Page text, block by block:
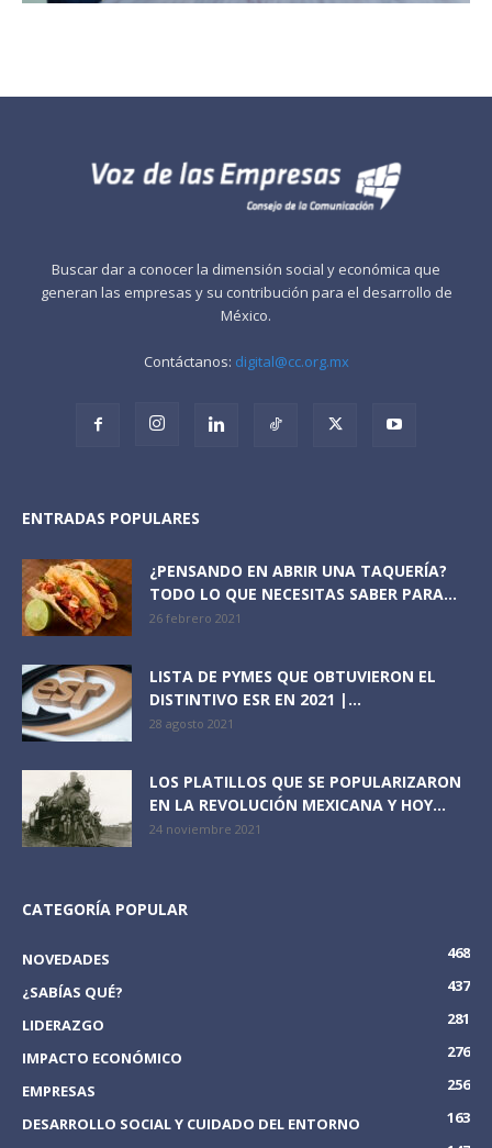
Buscar dar a conocer la dimensión social y económica que
generan las empresas y su contribución para el desarrollo de
México.
Contáctanos: digital@cc.org.mx
ENTRADAS POPULARES
¿PENSANDO EN ABRIR UNA TAQUERÍA?
TODO LO QUE NECESITAS SABER PARA...
26 febrero 2021
LISTA DE PYMES QUE OBTUVIERON EL
DISTINTIVO ESR EN 2021 |...
28 agosto 2021
LOS PLATILLOS QUE SE POPULARIZARON
EN LA REVOLUCIÓN MEXICANA Y HOY...
24 noviembre 2021
CATEGORÍA POPULAR
NOVEDADES
468
¿SABÍAS QUÉ?
437
LIDERAZGO
281
IMPACTO ECONÓMICO
276
EMPRESAS
256
DESARROLLO SOCIAL Y CUIDADO DEL ENTORNO
163